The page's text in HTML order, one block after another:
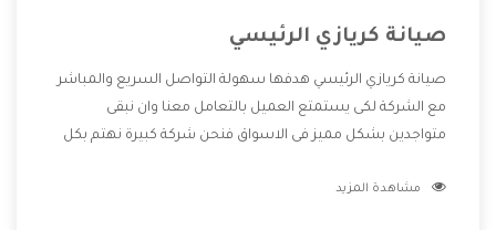
صيانة كريازي الرئيسي
صيانة كريازي الرئيسي هدفها سهولة التواصل السريع والمباشر
مع الشركة لكى يستمتع العميل بالتعامل معنا وان نبقى
متواجدين بشكل مميز فى الاسواق فنحن شركة كبيرة نهتم بكل
الشركة بها والتى تكون منها خدمة الصيانة التى تكون من أهم
مشاهدة المزيد